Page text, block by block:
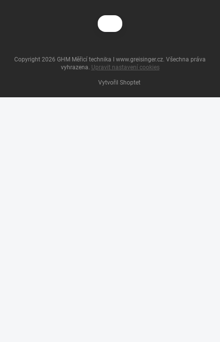
Vytvořil Shoptet
Copyright 2026 GHM Měřicí technika I www.greisinger.cz. Všechna práva
vyhrazena. Upravit nastavení cookies